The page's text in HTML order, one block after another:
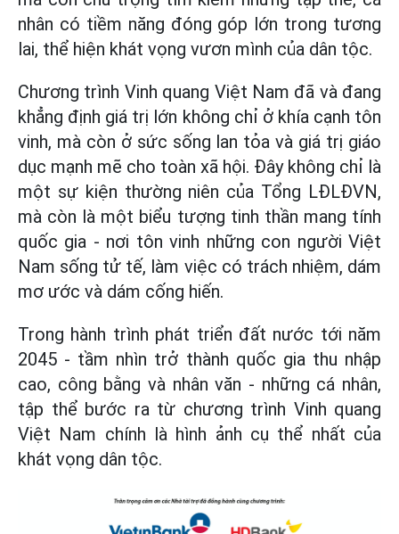
nhân có tiềm năng đóng góp lớn trong tương
lai, thể hiện khát vọng vươn mình của dân tộc.
Chương trình Vinh quang Việt Nam đã và đang
khẳng định giá trị lớn không chỉ ở khía cạnh tôn
vinh, mà còn ở sức sống lan tỏa và giá trị giáo
dục mạnh mẽ cho toàn xã hội. Đây không chỉ là
một sự kiện thường niên của Tổng LĐLĐVN,
mà còn là một biểu tượng tinh thần mang tính
quốc gia - nơi tôn vinh những con người Việt
Nam sống tử tế, làm việc có trách nhiệm, dám
mơ ước và dám cống hiến.
Trong hành trình phát triển đất nước tới năm
2045 - tầm nhìn trở thành quốc gia thu nhập
cao, công bằng và nhân văn - những cá nhân,
tập thể bước ra từ chương trình Vinh quang
Việt Nam chính là hình ảnh cụ thể nhất của
khát vọng dân tộc.